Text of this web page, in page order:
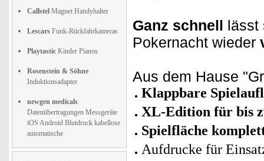
Callstel Magnet Handyhalter
Lescars Funk-Rückfahrkameras
Playtastic Kinder Pianos
Rosenstein & Söhne
Induktionsadapter
newgen medicals
Datenübertragungen Messgeräte
iOS Android Blutdruck kabellose
automatische
Ganz schnell lässt
Pokernacht wieder
Aus dem Hause
Klappbare
XL-Edition für bis
Spielfläche
Aufdrucke für